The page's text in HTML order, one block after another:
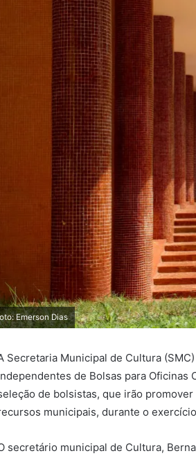
Emerson Dias
Secretaria Municipal de Cultura
de Bolsas para Oficinas
de bolsistas, que irão
municipais, durante o
secretário municipal de Cultura,